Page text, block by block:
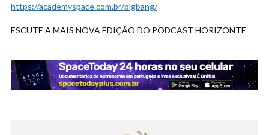
https://academyspace.com.br/bigbang/
ESCUTE A MAIS NOVA EDIÇÃO DO PODCAST HORIZONTE